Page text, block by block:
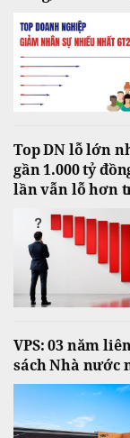
Top DN lỗ lớn
gần 1.000 tỷ
lần vẫn lỗ hơn
VPS: 03 năm
sách Nhà nước